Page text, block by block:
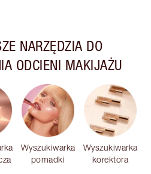
NARZĘDZIA DO
ODCIENI MAKIJAŻU
Wyszukiwarka
pomadki
Wyszukiwarka
korektora